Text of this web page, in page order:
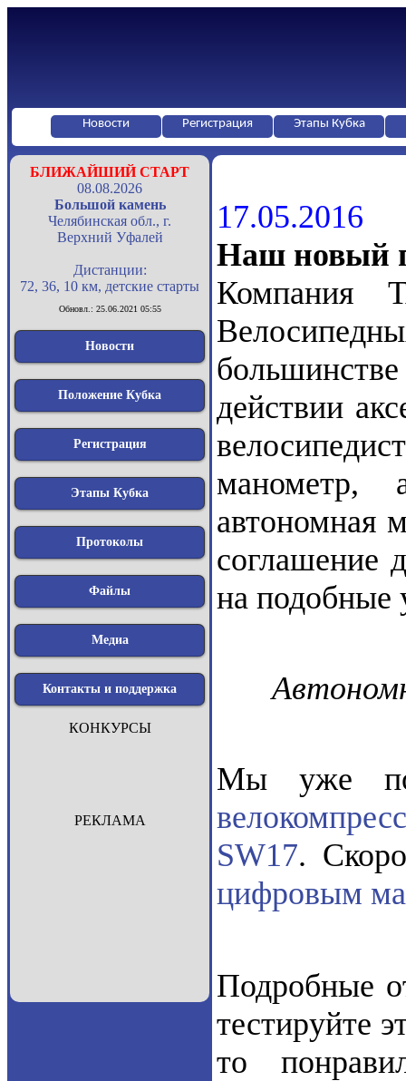
Новости Регистрация Этапы Кубка
БЛИЖАЙШИЙ СТАРТ
08.08.2026
Большой камень
Челябинская обл., г.
Верхний Уфалей
Дистанции:
72, 36, 10 км, детские старты
Обновл.: 25.06.2021 05:55
Новости
Положение Кубка
Регистрация
Этапы Кубка
Протоколы
Файлы
Медиа
Контакты и поддержка
КОНКУРСЫ
РЕКЛАМА
17.05.2016
Наш новый
Компания
действии
манометр,
автономная
соглашение
на подобные
Мы уже
SW17.
цифровым
Подробные
тестируйте
то